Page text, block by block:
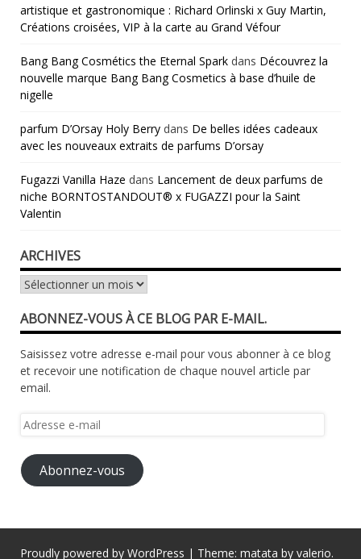
artistique et gastronomique : Richard Orlinski x Guy Martin,
Créations croisées, VIP à la carte au Grand Véfour
Bang Bang Cosmétics the Eternal Spark dans Découvrez la
nouvelle marque Bang Bang Cosmetics à base d’huile de
nigelle
parfum D’Orsay Holy Berry dans De belles idées cadeaux
avec les nouveaux extraits de parfums D’orsay
Fugazzi Vanilla Haze dans Lancement de deux parfums de
niche BORNTOSTANDOUT® x FUGAZZI pour la Saint
Valentin
ARCHIVES
Archives
ABONNEZ-VOUS À CE BLOG PAR E-MAIL.
Saisissez votre adresse e-mail pour vous abonner à ce blog
et recevoir une notification de chaque nouvel article par
email.
Adresse
mail
Abonnez-vous
Proudly powered by WordPress | Theme: matata by valerio.